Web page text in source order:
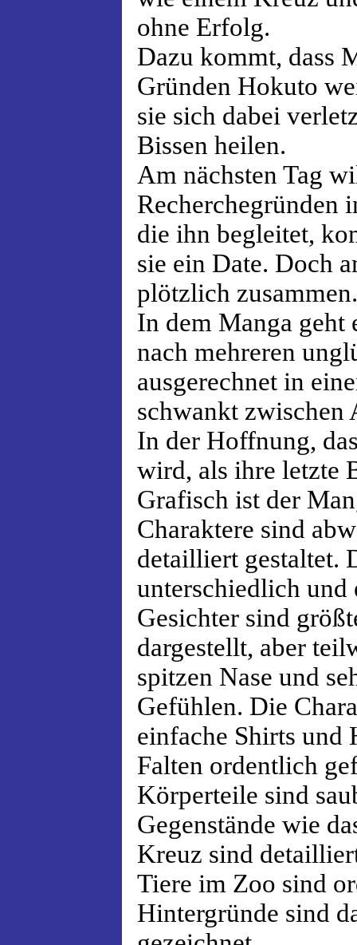
ohne Erfolg.
Dazu kommt, dass
Gründen Hokuto
sie sich dabei
Bissen heilen.
Am nächsten Tag
Recherchegründen
die ihn begleitet,
sie ein Date. Doch
plötzlich zusammen.
In dem Manga geht
nach mehreren
ausgerechnet in
schwankt zwischen
In der Hoffnung,
wird, als ihre letzte
Grafisch ist der
Charaktere sind
detailliert gestaltet.
unterschiedlich und
Gesichter sind
dargestellt, aber
spitzen Nase und
Gefühlen. Die
einfache Shirts und
Falten ordentlich
Körperteile sind
Gegenstände wie
Kreuz sind
Tiere im Zoo sind
Hintergründe sind